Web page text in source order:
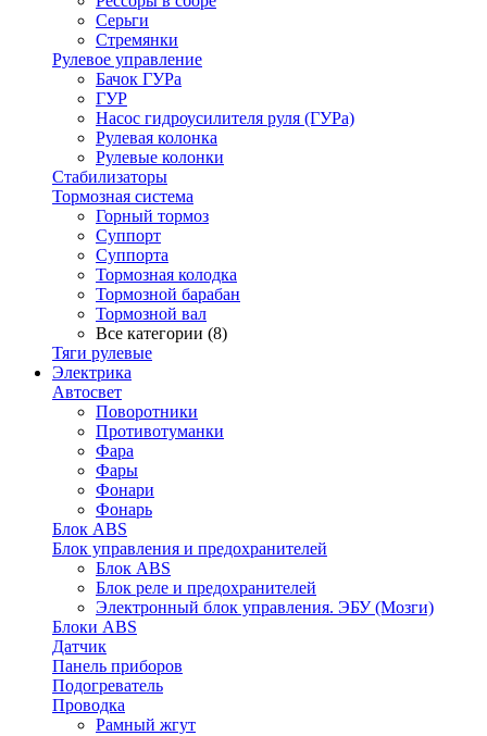
Серьги
Стремянки
Рулевое управление
Бачок ГУРа
ГУР
Насос гидроусилителя руля (ГУРа)
Рулевая колонка
Рулевые колонки
Стабилизаторы
Тормозная система
Горный тормоз
Суппорт
Суппорта
Тормозная колодка
Тормозной барабан
Тормозной вал
Все категории (8)
Тяги рулевые
Электрика
Автосвет
Поворотники
Противотуманки
Фара
Фары
Фонари
Фонарь
Блок ABS
Блок управления и предохранителей
Блок ABS
Блок реле и предохранителей
Электронный блок управления. ЭБУ (Мозги)
Блоки ABS
Датчик
Панель приборов
Подогреватель
Проводка
Рамный жгут